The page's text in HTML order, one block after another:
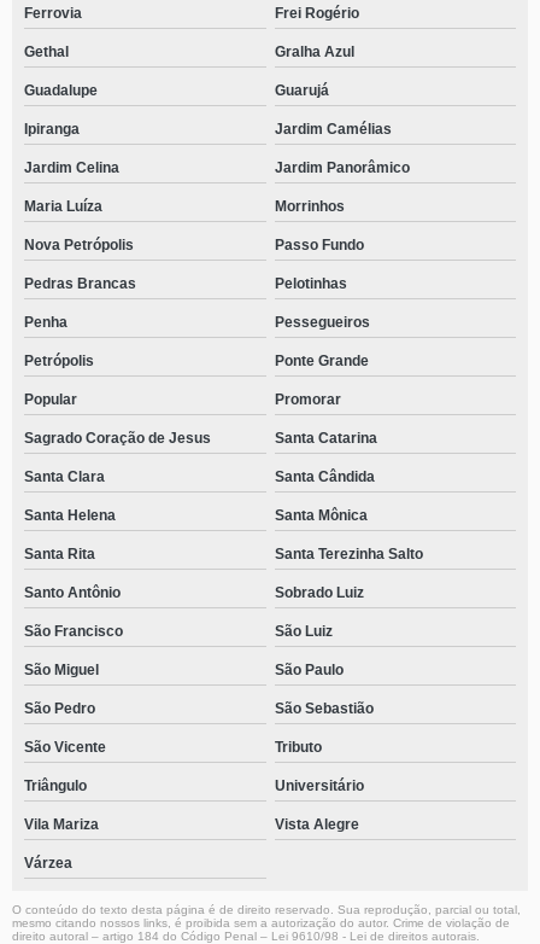
Ferrovia Frei Rogério
Gethal Gralha Azul
Guadalupe Guarujá
Ipiranga Jardim Camélias
Jardim Celina Jardim Panorâmico
Maria Luíza Morrinhos
Nova Petrópolis Passo Fundo
Pedras Brancas Pelotinhas
Penha Pessegueiros
Petrópolis Ponte Grande
Popular Promorar
Sagrado Coração de Jesus Santa Catarina
Santa Clara Santa Cândida
Santa Helena Santa Mônica
Santa Rita Santa Terezinha Salto
Santo Antônio Sobrado Luiz
São Francisco São Luiz
São Miguel São Paulo
São Pedro São Sebastião
São Vicente Tributo
Triângulo Universitário
Vila Mariza Vista Alegre
Várzea
O conteúdo do texto desta página é de direito reservado. Sua reprodução, parcial ou total,
mesmo citando nossos links, é proibida sem a autorização do autor. Crime de violação de
direito autoral – artigo 184 do Código Penal – Lei 9610/98 - Lei de direitos autorais